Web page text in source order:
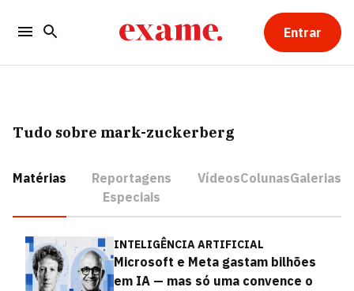
Entrar
Tudo sobre mark-zuckerberg
Matérias
Reportagens
Especiais
VídeosColunasGalerias
INTELIGÊNCIA ARTIFICIAL
Microsoft e Meta gastam bilhões
em IA — mas só uma convence o